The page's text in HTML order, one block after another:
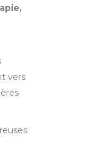
vers